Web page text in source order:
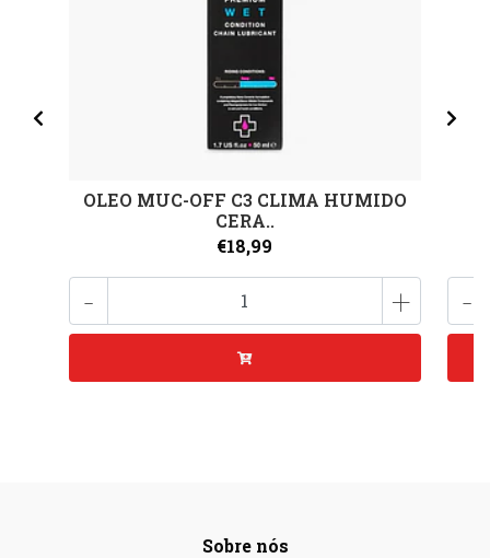
OLEO MUC-OFF C3 CLIMA HUMIDO
CERA..
€18,99
- + -
Sobre nós